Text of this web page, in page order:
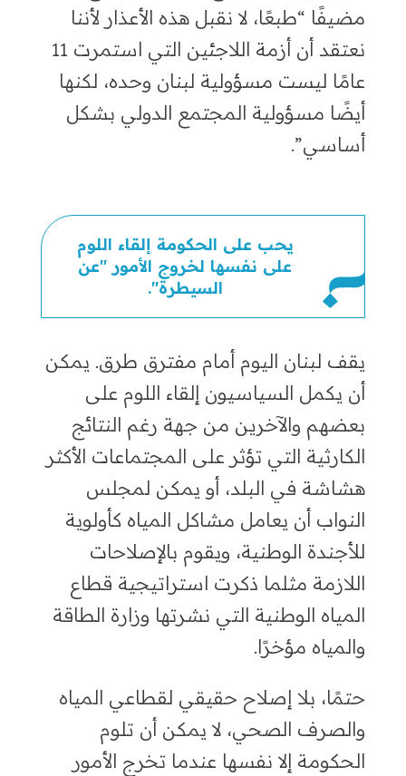
مضيفًا “طبعًا، لا نقبل هذه الأعذار لأننا
نعتقد أن أزمة اللاجئين التي استمرت11
عامًاليست مسؤولية لبنان وحده،لكنها
أيضًا مسؤولية المجتمع الدولي بشكل
أساسي”.
يحب على الحكومة إلقاء اللوم
على نفسها لخروج الأمور "عن
السيطرة".
يقف لبنان اليوم أمام مفترق طرق. يمكن
أن يكمل السياسيون إلقاء اللوم على
بعضهم والآخرين من جهة رغم النتائج
الكارثية التي تؤثر على المجتماعات الأكثر
هشاشة في البلد،أو يمكن لمجلس
النواب أن يعامل مشاكل المياه كأولوية
للأجندة الوطنية،ويقوم بالإصلاحات
اللازمة مثلما ذكرت استراتيجية قطاع
المياه الوطنية التي نشرتها وزارة الطاقة
والمياه مؤخرًا.
حتمًا، بلا إصلاح حقيقي لقطاعي المياه
والصرف الصحي، لا يمكن أن تلوم
الحكومة إلا نفسها عندما تخرج الأمور